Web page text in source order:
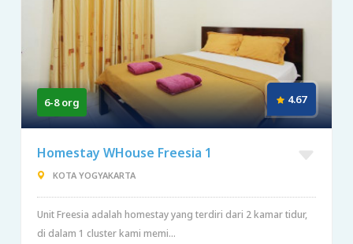
6-8 org 4.67
Homestay WHouse Freesia 1
KOTA YOGYAKARTA
Unit Freesia adalah homestay yang terdiri dari 2 kamar tidur,
di dalam 1 cluster kami memi...